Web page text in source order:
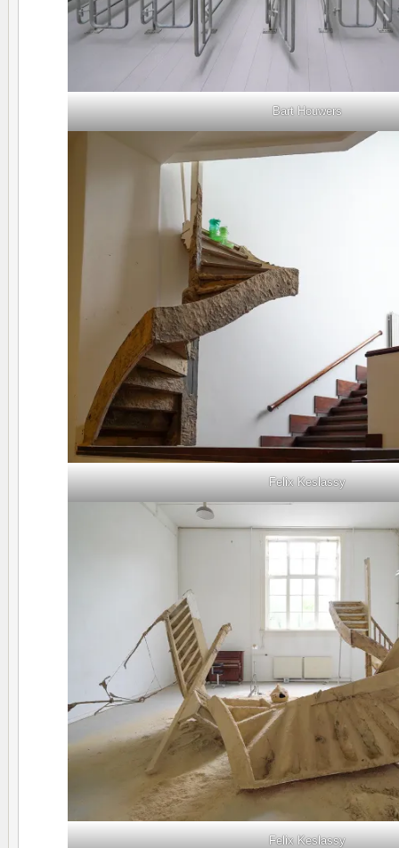
Bart Houwers
Felix Keslassy
Felix Keslassy